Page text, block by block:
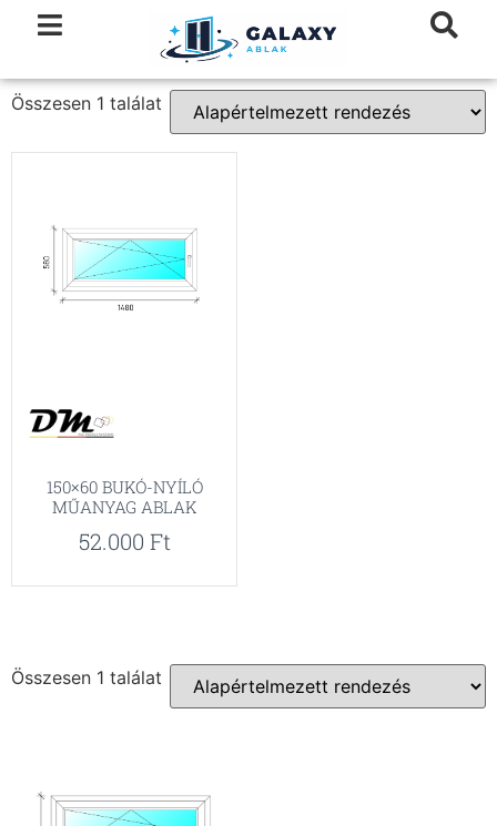
Összesen 1 találat
150×60 BUKÓ-NYÍLÓ
MŰANYAG ABLAK
52.000 Ft
Összesen 1 találat